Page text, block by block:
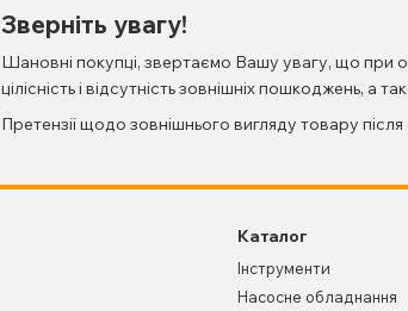
Зверніть увагу!
Шановні покупці, звертаємо Вашу увагу, що при
цілісність і відсутність зовнішніх пошкоджень, а
Претензії щодо зовнішнього вигляду товару
Каталог
Інструменти
Насосне обладнання